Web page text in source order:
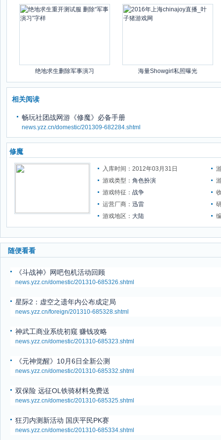
绝地求生删除军事演习 海量Showgirl私照曝光
相关阅读
畅玩社团战网游《修魔》必备手册
news.yzz.cn/domestic/201309-682284.shtml
修魔
入库时间：2012年03月31日
游戏类型： 角色扮演
游戏特征： 战争
运营厂商： 迅雷
游戏地区： 大陆
随便看看
《斗战神》网吧包机活动回顾
news.yzz.cn/domestic/201310-685326.shtml
星际2：虚空之遗年内公布成定局
news.yzz.cn/foreign/201310-685328.shtml
神武工商业系统初窥 赚钱攻略
news.yzz.cn/domestic/201310-685323.shtml
《元神觉醒》10月6日全新公测
news.yzz.cn/domestic/201310-685332.shtml
双保险 远征OL铁骑材料免费送
news.yzz.cn/domestic/201310-685325.shtml
狂刃内测新活动 国庆平民PK赛
news.yzz.cn/domestic/201310-685334.shtml